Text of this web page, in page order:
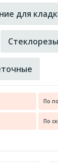
для
Стеклорезы
По
По